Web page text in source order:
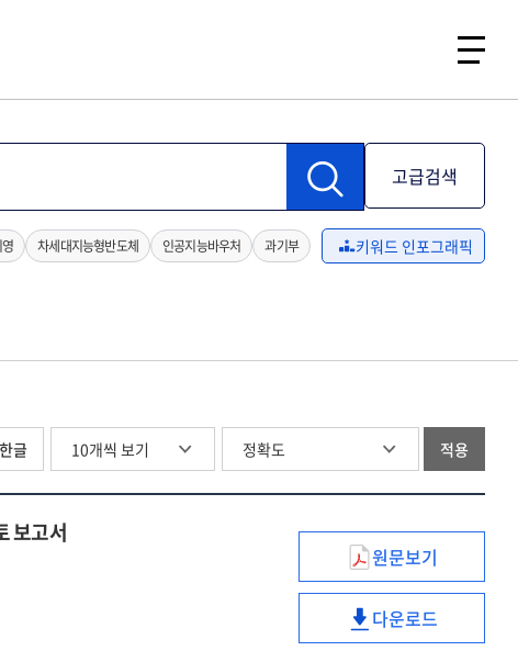
고급검색
차세대지능형반도체 인공지능바우처 과기부 키워드 인포그래픽
한글 적용
보고서
지역혁신선도기
:
2024년도
사업계획
원문보기
지역혁신선도기
다운로드